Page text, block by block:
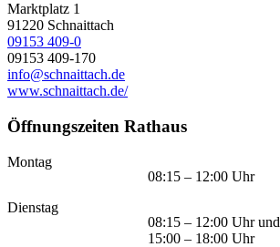
Marktplatz 1
91220 Schnaittach
09153 409-0
09153 409-170
info@schnaittach.de
www.schnaittach.de/
Öffnungszeiten Rathaus
Montag
08:15 – 12:00 Uhr
Dienstag
08:15 – 12:00 Uhr und
15:00 – 18:00 Uhr